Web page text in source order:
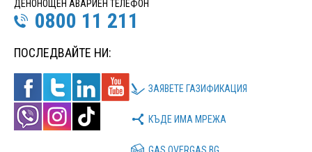
ДЕНОНОЩЕН АВАРИЕН ТЕЛЕФОН
0800 11 211
ПОСЛЕДВАЙТЕ НИ:
ЗАЯВЕТЕ ГАЗИФИКАЦИЯ
КЪДЕ ИМА МРЕЖА